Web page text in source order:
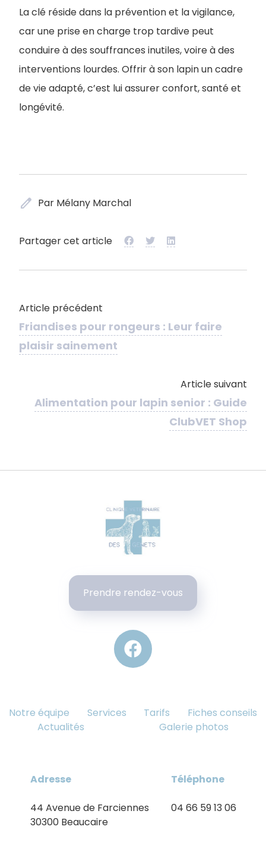
La clé réside dans la prévention et la vigilance,
car une prise en charge trop tardive peut
conduire à des souffrances inutiles, voire à des
interventions lourdes. Offrir à son lapin un cadre
de vie adapté, c’est lui assurer confort, santé et
longévité.
edit Par Mélany Marchal
Partager cet article
Article précédent
Friandises pour rongeurs : Leur faire
plaisir sainement
Article suivant
Alimentation pour lapin senior : Guide
ClubVET Shop
Prendre rendez-vous
Notre équipe Services Tarifs
Fiches conseils
Actualités
Galerie photos
Adresse
44 Avenue de Farciennes
30300 Beaucaire
Téléphone
04 66 59 13 06